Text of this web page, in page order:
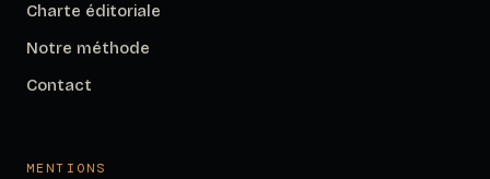
Charte éditoriale
Notre méthode
Contact
MENTIONS